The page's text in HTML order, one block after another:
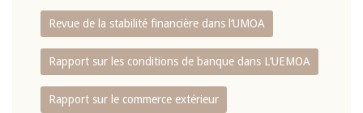
Revue de la stabilité financière dans l‘UMOA
Rapport sur les conditions de banque dans L‘UEMOA
Rapport sur le commerce extérieur